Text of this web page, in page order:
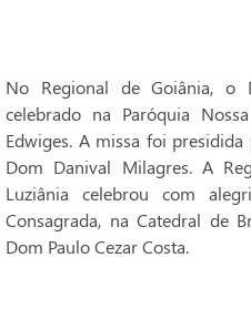
No Regional de Goiânia, o
celebrado na Paróquia
Edwiges. A missa foi
Dom Danival Milagres. A
Luziânia celebrou com
Consagrada, na Catedral de
Dom Paulo Cezar Costa.